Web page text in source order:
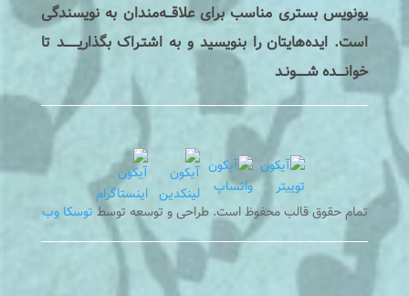
تمام حقوق قالب محفوظ است. طراحی و توسعه توسطتوسکا وب
یونویس بستری مناسب برای علاقـــه‌مندان به نویسندگی
است. ایده‌هایتان را بنویسید و به اشتـراک بگذاریـــــــد تا
خوانــــده شــــــونـد